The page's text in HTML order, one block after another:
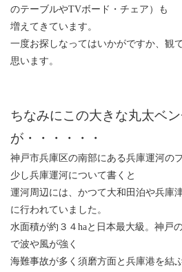
のテーブルやTVボード・チェア）も
増えてきています。
一度お探しなってはいかがですか、観
思います。
ちなみにこの大きな丸太ベ
が・・・・・・
神戸市兵庫区の南部にある兵庫運河の
少し兵庫運河について書くと
運河周辺には、かつて大和田泊や兵庫
に行われていました。
水面積が約３４haと日本最大級。神戸
で波や風が強く
海難事故が多く須磨方面と兵庫港を結